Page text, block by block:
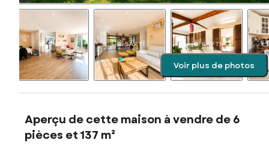
Voir plus de photos
Aperçu de cette maison à vendre de 6
pièces et 137 m²